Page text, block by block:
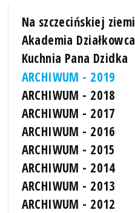
Na szczecińskiej ziemi
Akademia Działkowca
Kuchnia Pana Dzidka
ARCHIWUM - 2019
ARCHIWUM - 2018
ARCHIWUM - 2017
ARCHIWUM - 2016
ARCHIWUM - 2015
ARCHIWUM - 2014
ARCHIWUM - 2013
ARCHIWUM - 2012